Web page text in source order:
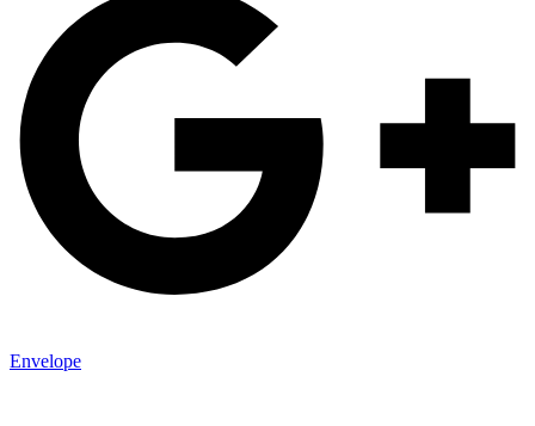
Envelope